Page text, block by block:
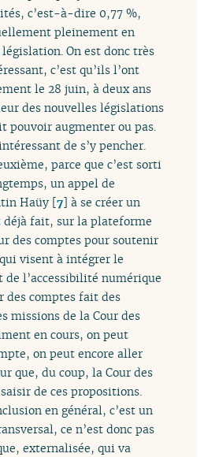
c’est-à-dire 0,77 %,
pleinement en
On est donc très
c’est qu’ils l’ont
le 28 juin, à deux ans
des nouvelles législations
pouvoir augmenter ou pas.
de s’y pencher.
parce que c’est sorti
un appel de
Haüy [7] à se créer un
déjà fait, sur la plateforme
des comptes pour soutenir
visent à intégrer le
de l’accessibilité numérique
des comptes fait des
missions de la Cour des
en cours, on peut
on peut encore aller
que, du coup, la Cour des
de ces propositions.
en général, c’est un
ce n’est donc pas
externalisée, qui va